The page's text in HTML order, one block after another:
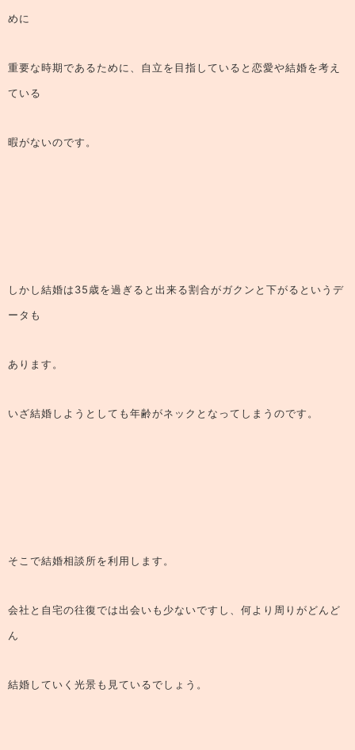
めに
重要な時期であるために、自立を目指していると恋愛や結婚を考え
ている
暇がないのです。
しかし結婚は35歳を過ぎると出来る割合がガクンと下がるというデ
ータも
あります。
いざ結婚しようとしても年齢がネックとなってしまうのです。
そこで結婚相談所を利用します。
会社と自宅の往復では出会いも少ないですし、何より周りがどんど
ん
結婚していく光景も見ているでしょう。